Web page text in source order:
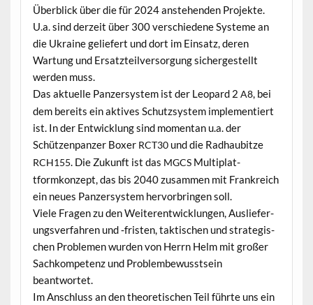
Überblick über die für 2024 anste­hen­den Pro­jek­te.
U.a. sind derzeit über 300 ver­schiedene Sys­teme an
die Ukraine geliefert und dort im Ein­satz, deren
Wartung und Ersatzteil­ver­sorgung sichergestellt
wer­den muss.
Das aktuelle Panz­er­sys­tem ist der Leop­ard 2 A8, bei
dem bere­its ein aktives Schutzsys­tem imple­men­tiert
ist. In der Entwick­lung sind momen­tan u.a. der
Schützen­panz­er Box­er RCT30und die Rad­haub­itze
RCH155. Die Zukun­ft ist das MGCSMul­ti­plat­
tformkonzept, das bis 2040 zusam­men mit Frankre­ich
ein neues Panz­er­sys­tem her­vor­brin­gen soll.
Viele Fra­gen zu den Weit­er­en­twick­lun­gen, Aus­liefer­
ungsver­fahren und ‑fris­ten, tak­tis­chen und strate­gis­
chen Prob­le­men wur­den von Her­rn Helm mit großer
Sachkom­pe­tenz und Prob­lem­be­wusst­sein
beantwortet.
Im Anschluss an den the­o­retis­chen Teil führte uns ein